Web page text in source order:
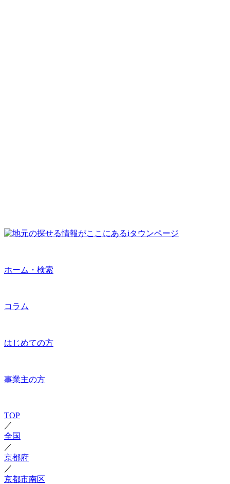
ホーム・検索
コラム
はじめての方
事業主の方
TOP
／
全国
／
京都府
／
京都市南区